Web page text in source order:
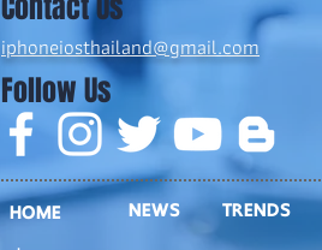
iphoneiosthailand@gmail.com
Follow Us
HOME
NEWS
TRENDS